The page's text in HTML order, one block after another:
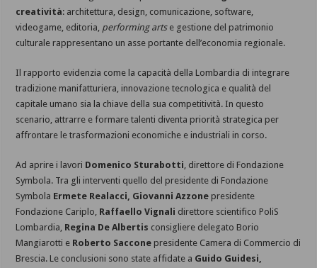
creatività: architettura, design, comunicazione, software,
videogame, editoria, performing artse gestione del patrimonio
culturale rappresentano un asse portante dell’economia regionale.
Il rapporto evidenzia come la capacità della Lombardia di integrare
tradizione manifatturiera, innovazione tecnologica e qualità del
capitale umano sia la chiave della sua competitività. In questo
scenario, attrarre e formare talenti diventa priorità strategica per
affrontare le trasformazioni economiche e industriali in corso.
Ad aprire i lavori Domenico Sturabotti, direttore di Fondazione
Symbola. Tra gli interventi quello del presidente di Fondazione
Symbola Ermete Realacci, Giovanni Azzone presidente
Fondazione Cariplo, Raffaello Vignali direttore scientifico PoliS
Lombardia, Regina De Albertis consigliere delegato Borio
Mangiarotti e Roberto Saccone presidente Camera di Commercio di
Brescia. Le conclusioni sono state affidate a Guido Guidesi,